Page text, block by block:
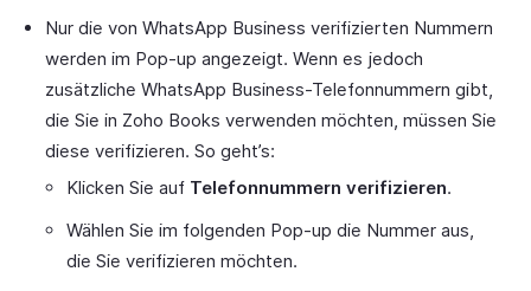
Nur die von WhatsApp Business verifizierten Nummern
werden im Pop-up angezeigt. Wenn es jedoch
zusätzliche WhatsApp Business-Telefonnummern gibt,
die Sie in Zoho Books verwenden möchten, müssen Sie
diese verifizieren. So geht’s:
Klicken Sie auf Telefonnummern verifizieren.
Wählen Sie im folgenden Pop-up die Nummer aus,
die Sie verifizieren möchten.